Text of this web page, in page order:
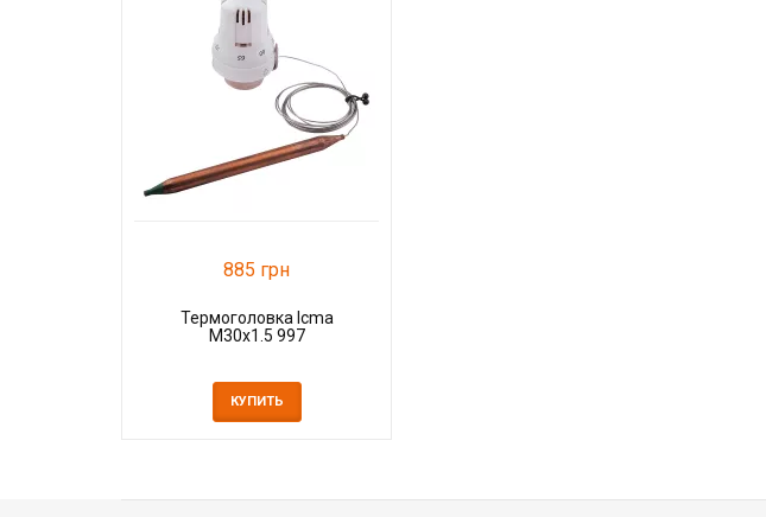
885 грн
Термоголовка Icma
M30x1.5 997
КУПИТЬ